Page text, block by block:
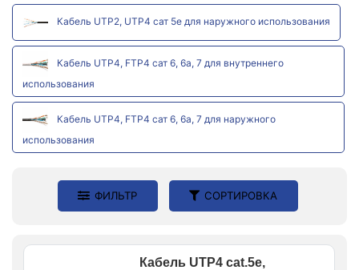
Кабель UTP2, UTP4 сат 5е для наружного использования
Кабель UTP4, FTP4 сат 6, 6а, 7 для внутреннего
использования
Кабель UTP4, FTP4 сат 6, 6а, 7 для наружного
использования
ФИЛЬТР СОРТИРОВКА
Кабель UTP4 cat.5e,